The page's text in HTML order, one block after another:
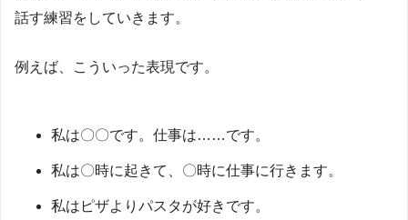
話す練習をしていきます。
例えば、こういった表現です。
私は〇〇です。仕事は……です。
私は〇時に起きて、〇時に仕事に行きます。
私はピザよりパスタが好きです。